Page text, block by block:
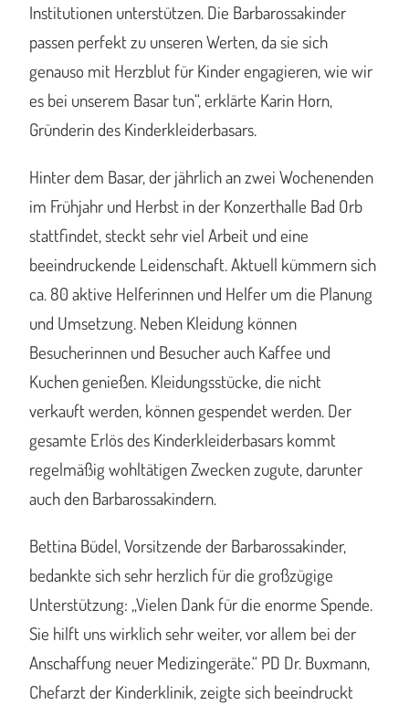
Institutionen unterstützen. Die Barbarossakinder
passen perfekt zu unseren Werten, da sie sich
genauso mit Herzblut für Kinder engagieren, wie wir
es bei unserem Basar tun“, erklärte Karin Horn,
Gründerin des Kinderkleiderbasars.
Hinter dem Basar, der jährlich an zwei Wochenenden
im Frühjahr und Herbst in der Konzerthalle Bad Orb
stattfindet, steckt sehr viel Arbeit und eine
beeindruckende Leidenschaft. Aktuell kümmern sich
ca. 80 aktive Helferinnen und Helfer um die Planung
und Umsetzung. Neben Kleidung können
Besucherinnen und Besucher auch Kaffee und
Kuchen genießen. Kleidungsstücke, die nicht
verkauft werden, können gespendet werden. Der
gesamte Erlös des Kinderkleiderbasars kommt
regelmäßig wohltätigen Zwecken zugute, darunter
auch den Barbarossakindern.
Bettina Büdel, Vorsitzende der Barbarossakinder,
bedankte sich sehr herzlich für die großzügige
Unterstützung: „Vielen Dank für die enorme Spende.
Sie hilft uns wirklich sehr weiter, vor allem bei der
Anschaffung neuer Medizingeräte.“ PD Dr. Buxmann,
Chefarzt der Kinderklinik, zeigte sich beeindruckt